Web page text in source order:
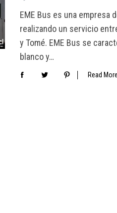
EME Bus es una empresa
realizando un servicio
y Tomé. EME Bus se
blanco y…
Read More